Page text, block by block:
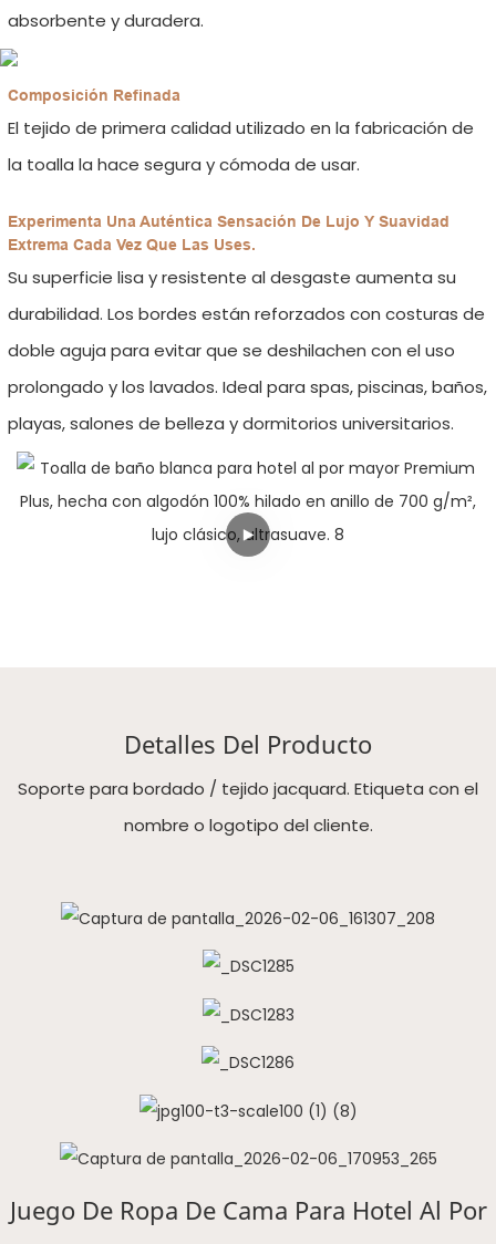
absorbente y duradera.
Composición Refinada
El tejido de primera calidad utilizado en la fabricación de
la toalla la hace segura y cómoda de usar.
Experimenta Una Auténtica Sensación De Lujo Y Suavidad
Extrema Cada Vez Que Las Uses.
Su superficie lisa y resistente al desgaste aumenta su
durabilidad. Los bordes están reforzados con costuras de
doble aguja para evitar que se deshilachen con el uso
prolongado y los lavados. Ideal para spas, piscinas, baños,
playas, salones de belleza y dormitorios universitarios.
Detalles Del Producto
Soporte para bordado / tejido jacquard. Etiqueta con el
nombre o logotipo del cliente.
Juego De Ropa De Cama Para Hotel Al Por